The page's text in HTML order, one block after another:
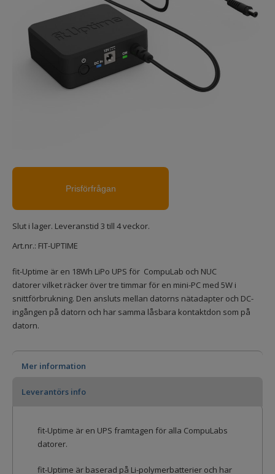
Slut i lager. Leveranstid 3 till 4 veckor.
Art.nr.: FIT-UPTIME
fit-Uptime är en 18Wh LiPo UPS för CompuLab och NUC
datorer vilket räcker över tre timmar för en mini-PC med 5W i
snittförbrukning. Den ansluts mellan datorns nätadapter och DC-
ingången på datorn och har samma låsbara kontaktdon som på
datorn.
Mer information
Leverantörs info
fit-Uptime är en UPS framtagen för alla CompuLabs
datorer.
fit-Uptime är baserad på Li-polymerbatterier och har